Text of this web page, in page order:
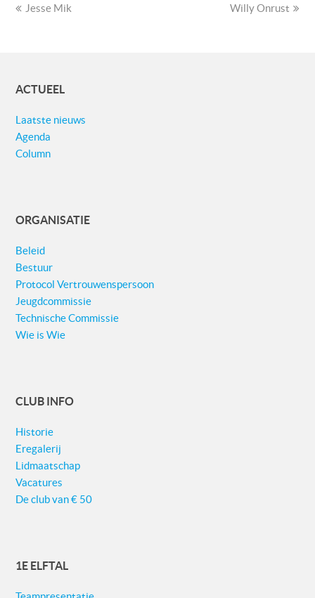
previous
Jesse Mik
next
Willy Onrust
ACTUEEL
Laatste nieuws
Agenda
Column
ORGANISATIE
Beleid
Bestuur
Protocol Vertrouwenspersoon
Jeugdcommissie
Technische Commissie
Wie is Wie
CLUB INFO
Historie
Eregalerij
Lidmaatschap
Vacatures
De club van € 50
1E ELFTAL